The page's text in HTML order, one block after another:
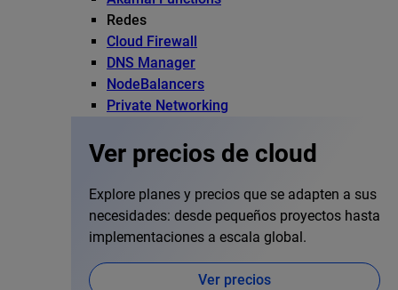
Redes
Cloud Firewall
DNS Manager
NodeBalancers
Private Networking
Ver precios de cloud
Explore planes y precios que se adapten a sus
necesidades: desde pequeños proyectos hasta
implementaciones a escala global.
Ver precios